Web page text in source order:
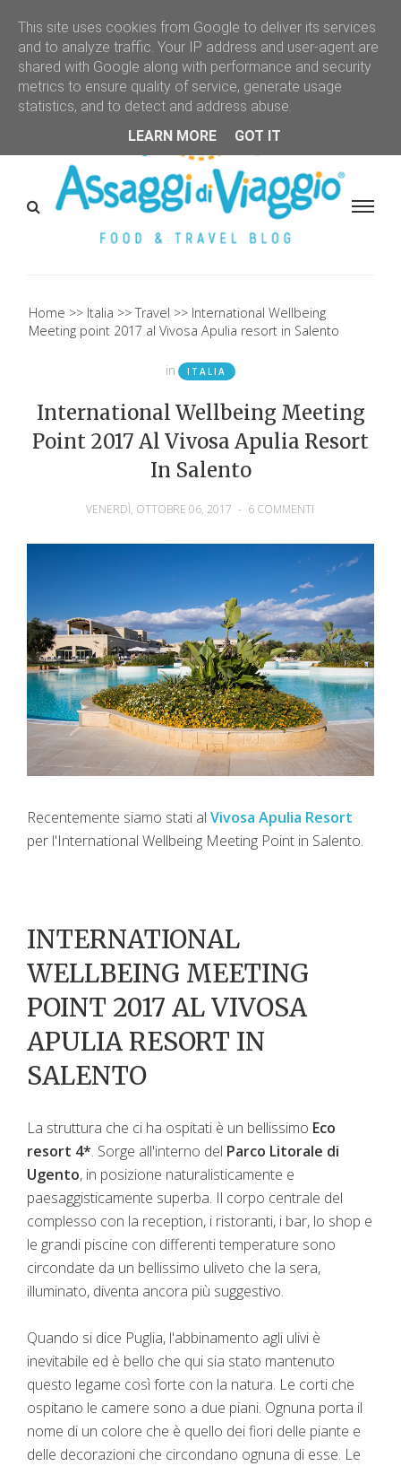
Home Italia Travel
International Wellbeing
Meeting point 2017 al Vivosa Apulia resort in Salento
in ITALIA
International Wellbeing Meeting
Point 2017 Al Vivosa Apulia Resort
In Salento
VENERDÌ, OTTOBRE 06, 2017 - 6 COMMENTI
Recentemente siamo stati al Vivosa Apulia Resort
per l'International Wellbeing Meeting Point in Salento.
INTERNATIONAL
WELLBEING MEETING
POINT 2017 AL VIVOSA
APULIA RESORT IN
SALENTO
La struttura che ci ha ospitati è un bellissimo Eco
resort 4*. Sorge all'interno del Parco Litorale di
Ugento, in posizione naturalisticamente e
paesaggisticamente superba. Il corpo centrale del
complesso con la reception, i ristoranti, i bar, lo shop e
le grandi piscine con differenti temperature sono
circondate da un bellissimo uliveto che la sera,
illuminato, diventa ancora più suggestivo.
Quando si dice Puglia, l'abbinamento agli ulivi è
inevitabile ed è bello che qui sia stato mantenuto
questo legame così forte con la natura. Le corti che
ospitano le camere sono a due piani. Ognuna porta il
nome di un colore che è quello dei fiori delle piante e
delle decorazioni che circondano ognuna di esse. Le
This site uses cookies from Google to deliver its services
and to analyze traffic. Your IP address and user-agent are
shared with Google along with performance and security
metrics to ensure quality of service, generate usage
statistics, and to detect and address abuse.
LEARN MORE
GOT IT